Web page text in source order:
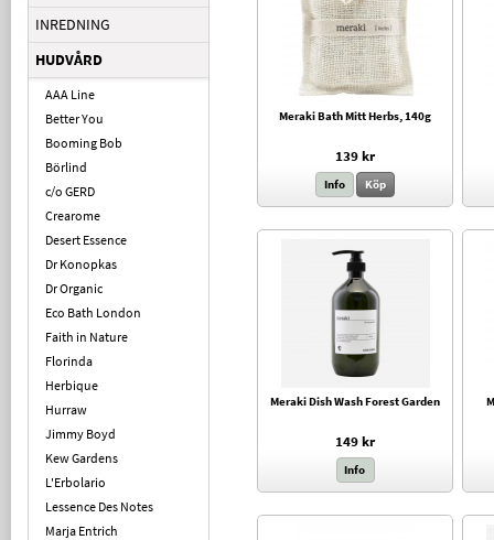
INREDNING
HUDVÅRD
AAA Line
Better You
Booming Bob
Börlind
c/o GERD
Crearome
Desert Essence
Dr Konopkas
Dr Organic
Eco Bath London
Faith in Nature
Florinda
Herbique
Hurraw
Jimmy Boyd
Kew Gardens
L'Erbolario
Lessence Des Notes
Marja Entrich
Meraki Bath Mitt Herbs, 140g
139 kr
Info Köp
Meraki Dish Wash Forest Garden
149 kr
Info